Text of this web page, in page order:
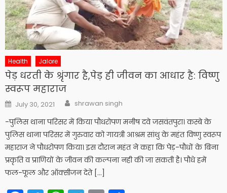
Health Jalore
पेड़ धरती के श्रृंगार है,पेड़ ही जीवन का आधार है: विष्णु
स्वरूप महाराज
Posted
on
July 30, 2021 Author
shrawan singh
-पुलिस थाना परिसर में किया पौधरोपण मनीष दवे जसवंतपुरा। कस्बे के
पुलिस थाना परिसर में गुरुवार को गायत्री आश्रम सांथु के महंत विष्णु स्वरूप
महाराज ने पौधरोपण किया। इस दौरान महंत ने कहा कि पेड़-पौधों के बिना
प्रकृति व प्राणियों के जीवन की कल्पना नही की जा सकती है। पौधे हमें
फल-फूल और ऑक्सीजन देते […]